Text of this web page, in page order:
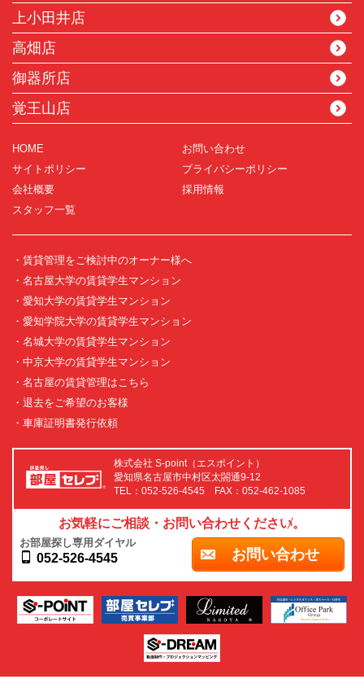
上小田井店
高畑店
御器所店
覚王山店
HOME
お問い合わせ
サイトポリシー
プライバシーポリシー
会社概要
採用情報
スタッフ一覧
・賃貸管理をご検討中のオーナー様へ
・名古屋大学の賃貸学生マンション
・愛知大学の賃貸学生マンション
・愛知学院大学の賃貸学生マンション
・名城大学の賃貸学生マンション
・中京大学の賃貸学生マンション
・名古屋の賃貸管理はこちら
・退去をご希望のお客様
・車庫証明書発行依頼
株式会社 S-point（エスポイント）
愛知県名古屋市中村区太閤通9-12
TEL：052-526-4545 FAX：052-462-1085
お気軽にご相談・お問い合わせください。
お部屋探し専用ダイヤル
052-526-4545 お問い合わせ